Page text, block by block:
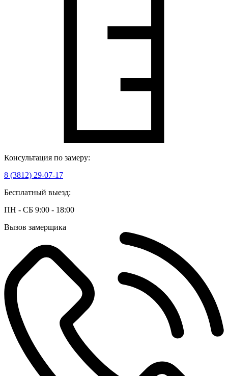
Консультация по замеру:
8 (3812) 29-07-17
Бесплатный выезд:
ПН - СБ 9:00 - 18:00
Вызов замерщика